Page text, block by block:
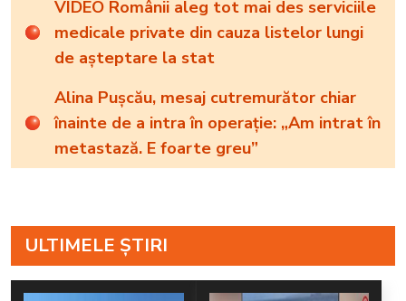
VIDEO Românii aleg tot mai des serviciile
medicale private din cauza listelor lungi
de așteptare la stat
Alina Pușcău, mesaj cutremurător chiar
înainte de a intra în operație: „Am intrat în
metastază. E foarte greu”
ULTIMELE ȘTIRI